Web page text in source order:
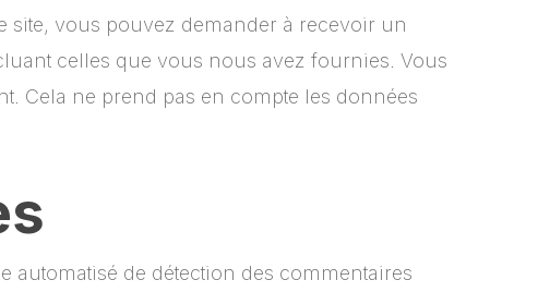
site, vous pouvez demander à recevoir un
celles que vous nous avez fournies. Vous
Cela ne prend pas en compte les données
automatisé de détection des commentaires